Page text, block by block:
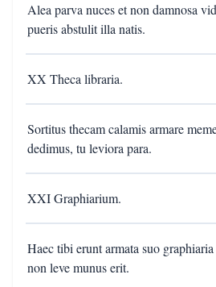
Alea parva nuces et non damnosa
pueris abstulit illa natis.
XX Theca libraria.
Sortitus thecam calamis armare
dedimus, tu leviora para.
XXI Graphiarium.
Haec tibi erunt armata suo
non leve munus erit.